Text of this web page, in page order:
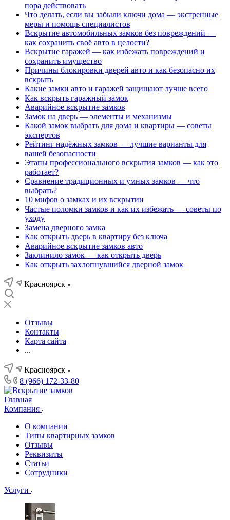
пора действовать
Что делать, если вы забыли ключи дома — экстренные
меры и помощь специалистов
Вскрытие автомобильных замков без повреждений —
как сохранить своё авто в целости?
Вскрытие гаражей — как избежать повреждений и
сохранить имущество
Причины блокировки дверей авто и как безопасно их
вскрыть
Какие замки авто и гаражей защищают лучше всего
Как вскрыть гаражный замок
Аварийное вскрытие замков
Замок на дверь — элементы и механизмы
Какой замок выбрать для дома и квартиры — советы
экспертов
Рейтинг надёжных замков — лучшие варианты для
вашей безопасности
Этапы профессионального вскрытия замков — как это
работает?
Сравнение традиционных и умных замков — что
выбрать?
10 мифов о замках и их вскрытии
Частые поломки замков и как их избежать — советы по
уходу
Замена дверного замка
Как открыть дверь в квартиру без ключа
Аварийное вскрытие замков авто
Заклинило замок — как открыть дверь
Как открыть захлопнувшийся дверной замок
Красноярск
Отзывы
Контакты
Карта сайта
...
Красноярск
8 (966) 172-33-80
Главная
Компания
О компании
Типы квартирных замков
Отзывы
Реквизиты
Статьи
Сотрудники
Услуги